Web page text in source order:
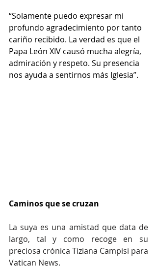
“Solamente puedo expresar mi
profundo agradecimiento por tanto
cariño recibido. La verdad es que el
Papa León XIV causó mucha alegría,
admiración y respeto. Su presencia
nos ayuda a sentirnos más Iglesia”.
Caminos que se cruzan
La suya es una amistad que data de
largo, tal y como recoge en su
preciosa crónica Tiziana Campisi para
Vatican News.